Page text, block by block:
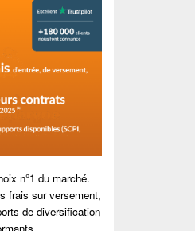
n°1 du marché.
frais sur versement,
de diversification